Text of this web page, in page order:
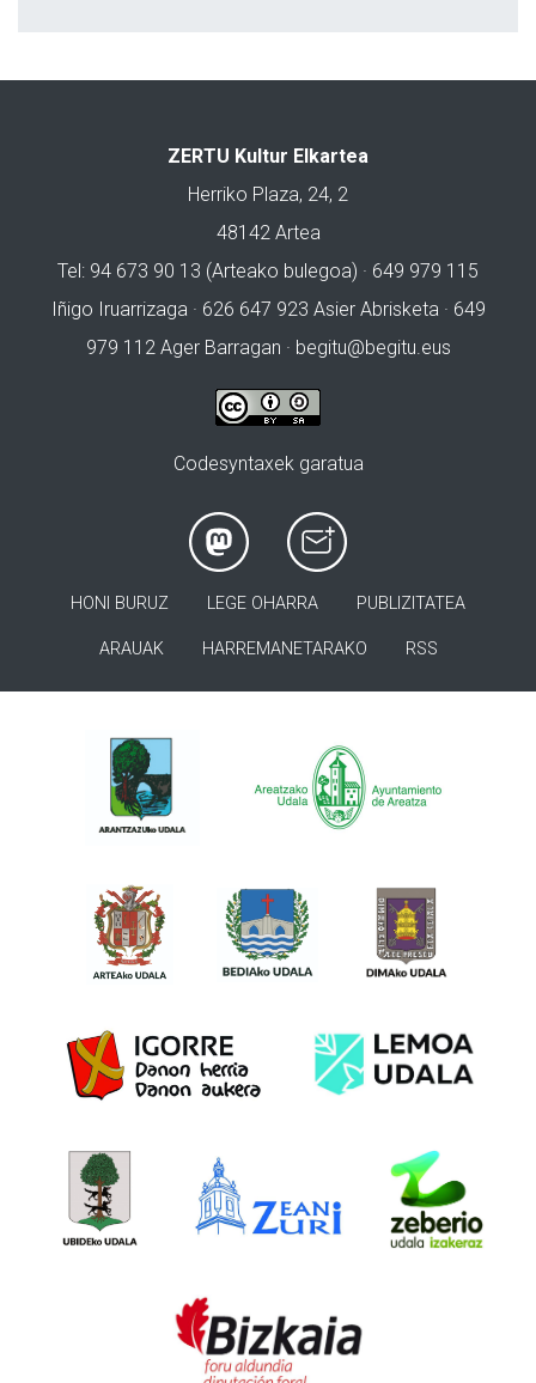
ZERTU Kultur Elkartea
Herriko Plaza, 24, 2
48142 Artea
Tel: 94 673 90 13 (Arteako bulegoa) · 649 979 115
Iñigo Iruarrizaga · 626 647 923 Asier Abrisketa · 649
979 112 Ager Barragan · begitu@begitu.eus
Codesyntaxek garatua
HONI BURUZ LEGE OHARRA PUBLIZITATEA
ARAUAK HARREMANETARAKO RSS